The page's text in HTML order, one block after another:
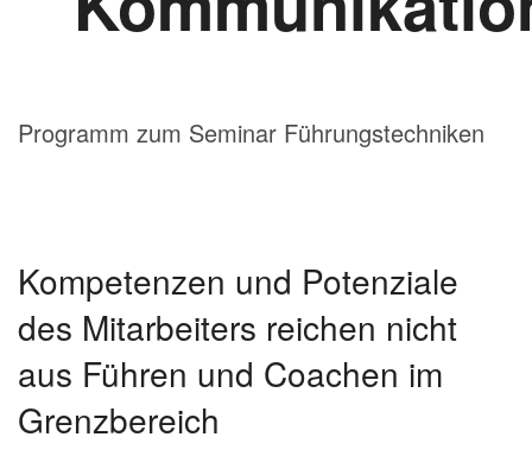
Programm zum Seminar Führungstechniken
Kompetenzen und Potenziale
des Mitarbeiters reichen nicht
aus Führen und Coachen im
Grenzbereich